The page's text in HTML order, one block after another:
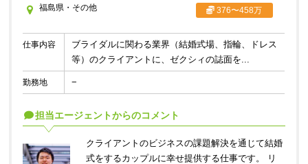
福島県・その他
376〜458万
仕事内容
ブライダルに関わる業界（結婚式場、指輪、ドレス
等）のクライアントに、ゼクシィの誌面を...
勤務地 −
担当エージェントからのコメント
クライアントのビジネスの課題解決を通じて結婚
式をするカップルに幸せ提供する仕事です。 リ